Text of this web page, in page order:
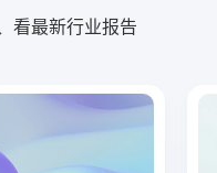
看最新行业报告